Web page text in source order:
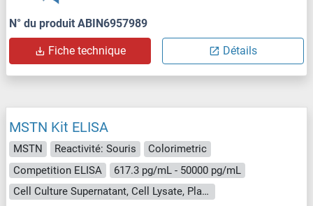
N° du produit ABIN6957989
Fiche technique Détails
MSTN Kit ELISA
MSTN Reactivité: Souris
Colorimetric
Competition ELISA
617.3 pg/mL - 50000 pg/mL
Cell Culture Supernatant, Cell Lysate, Plasma, Serum, Tissue Homogenate